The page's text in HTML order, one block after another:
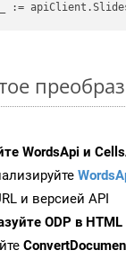
:=
WordsApi и
и версией API
ODP в HTML